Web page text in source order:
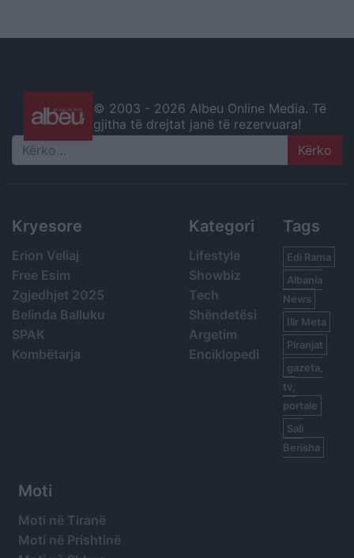
© 2003 - 2026 Albeu Online Media. Të
gjitha të drejtat janë të rezervuara!
Search
Kryesore
Erion Veliaj
Free Esim
Zgjedhjet 2025
Belinda Balluku
SPAK
Kombëtarja
Kategori
Lifestyle
Showbiz
Tech
Shëndetësi
Argetim
Enciklopedi
Tags
Edi Rama
Albania
News
Ilir Meta
Piranjat
gazeta,
tv,
portale
Sali
Berisha
Moti
Moti në Tiranë
Moti në Prishtinë